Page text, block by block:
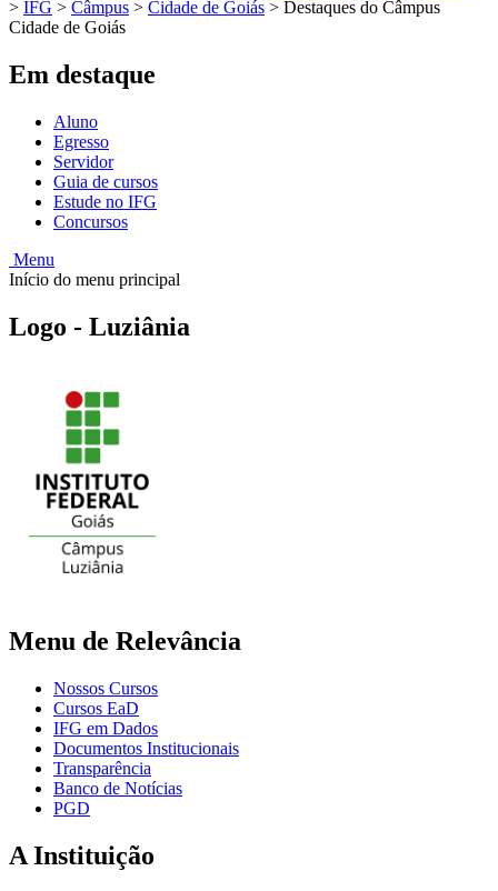
> IFG > Câmpus > Cidade de Goiás > Destaques do Câmpus
Cidade de Goiás
Em destaque
Aluno
Egresso
Servidor
Guia de cursos
Estude no IFG
Concursos
Menu
Início do menu principal
Logo - Luziânia
Menu de Relevância
Nossos Cursos
Cursos EaD
IFG em Dados
Documentos Institucionais
Transparência
Banco de Notícias
PGD
A Instituição